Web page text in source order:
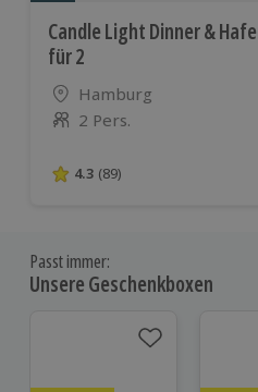
Candle Light Dinner &
für 2
Standort
Hamburg
Anzahl der Teilnehmer
2 Pers.
4.3 von 5 Sternen
4.3 (89)
Passt immer:
Unsere Geschenkboxen